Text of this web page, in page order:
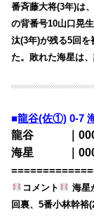
番斉藤大将(3年)は
の背番号10山口晃
汰(3年)が残る5回
た。敗れた海星は
■龍谷(佐①) 0-7
龍谷 ｜000
海星 ｜000
コメント
海星
回裏、5番小林幹裕